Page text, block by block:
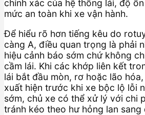
chính xác của hệ thống lái, độ
mức an toàn khi xe vận hành.
Để hiểu rõ hơn tiếng kêu do
càng A, điều quan trọng là phải
hiệu cảnh báo sớm chứ không
cầm lái. Khi các khớp liên kết
lái bắt đầu mòn, rơ hoặc lão
xuất hiện trước khi xe bộc lộ lỗi
sớm, chủ xe có thể xử lý với chi
tránh kéo theo hư hỏng lan